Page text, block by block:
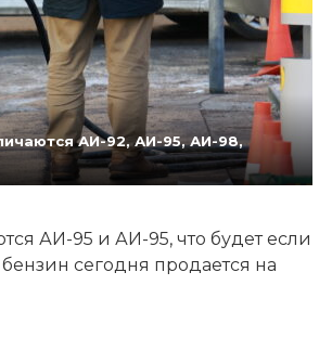
АИ-92, АИ-95, АИ-98,
АИ-95 и АИ-95, что будет если
сегодня продается на